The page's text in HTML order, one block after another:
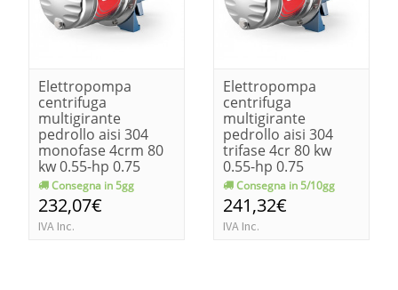
Elettropompa
centrifuga
multigirante
pedrollo aisi 304
monofase 4crm 80
kw 0.55-hp 0.75
Consegna in 5gg
232,07€
IVA Inc.
Elettropompa
centrifuga
multigirante
pedrollo aisi 304
trifase 4cr 80 kw
0.55-hp 0.75
Consegna in 5/10gg
241,32€
IVA Inc.